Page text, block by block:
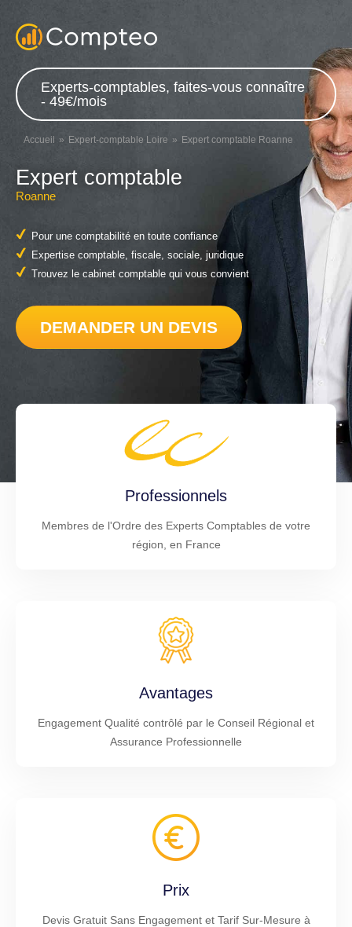
Experts-comptables, faites-vous connaître
- 49€/mois
Accueil Expert-comptable Loire Expert comptable Roanne
Expert comptable
Roanne
Pour une comptabilité en toute confiance
Expertise comptable, fiscale, sociale, juridique
Trouvez le cabinet comptable qui vous convient
DEMANDER UN DEVIS
Professionnels
Membres de l'Ordre des Experts Comptables de votre
région, en France
Avantages
Engagement Qualité contrôlé par le Conseil Régional et
Assurance Professionnelle
Prix
Devis Gratuit Sans Engagement et Tarif Sur-Mesure à